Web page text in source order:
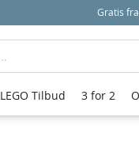
Gratis
LEGO Tilbud 3 for 2